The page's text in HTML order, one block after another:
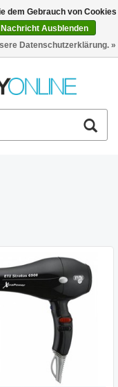
Deutsch €
dem Gebrauch von Cookies
Nachricht Ausblenden
Datenschutzerklärung. »